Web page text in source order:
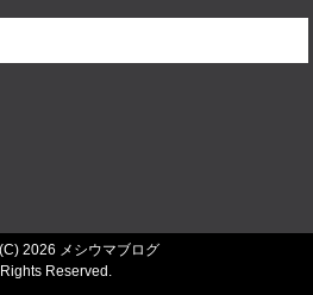
2026 メシウマブログ
Reserved.